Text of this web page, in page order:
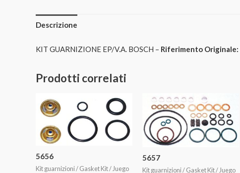
Descrizione
KIT GUARNIZIONE EP/V.A. BOSCH – Riferimento Originale:
Prodotti correlati
5656
Kit guarnizioni / Gasket Kit / Juego
5657
Kit guarnizioni / Gasket Kit / Juego